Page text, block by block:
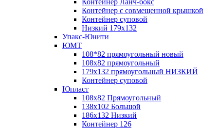
Контейнер с совмещенной крышкой
Контейнер суповой
Низкий 179х132
Упакс-Юнити
ЮМТ
108*82 прямоугольный новый
108х82 прямоугольный
179х132 прямоугольный НИЗКИЙ
Контейнер суповой
Юпласт
108х82 Прямоугольный
138х102 Большой
186х132 Низкий
Контейнер 126